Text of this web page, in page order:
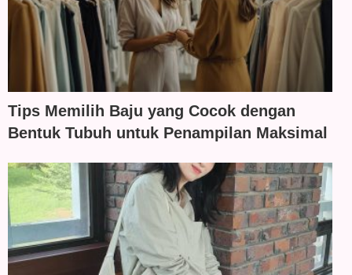
Tips Memilih Baju yang Cocok dengan
Bentuk Tubuh untuk Penampilan Maksimal